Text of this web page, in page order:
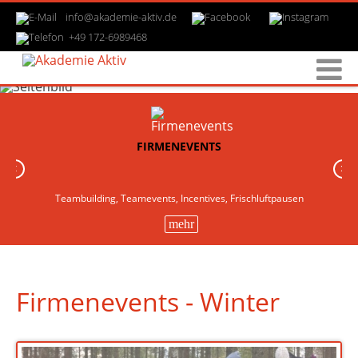
info@akademie-aktiv.de
+49 172-6989468
FIRMENEVENTS
Teambuilding, Teamevents, Incentives, Frischluftpausen
mehr
‹ ›
Firmenevents - Winter